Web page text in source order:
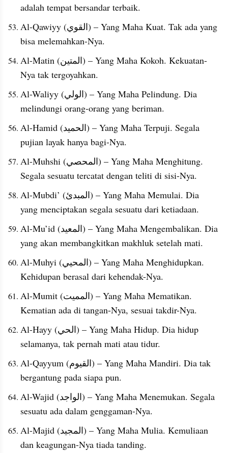
adalah tempat bersandar terbaik.
Al-Qawiyy (القوي) – Yang Maha Kuat. Tak ada yang
bisa melemahkan-Nya.
Al-Matin (المتين) – Yang Maha Kokoh. Kekuatan-
Nya tak tergoyahkan.
Al-Waliyy (الولي) – Yang Maha Pelindung. Dia
melindungi orang-orang yang beriman.
Al-Hamid (الحميد) – Yang Maha Terpuji. Segala
pujian layak hanya bagi-Nya.
Al-Muhshi (المحصي) – Yang Maha Menghitung.
Segala sesuatu tercatat dengan teliti di sisi-Nya.
Al-Mubdi’ (المبدئ) – Yang Maha Memulai. Dia
yang menciptakan segala sesuatu dari ketiadaan.
Al-Mu’id (المعيد) – Yang Maha Mengembalikan. Dia
yang akan membangkitkan makhluk setelah mati.
Al-Muhyi (المحيي) – Yang Maha Menghidupkan.
Kehidupan berasal dari kehendak-Nya.
Al-Mumit (المميت) – Yang Maha Mematikan.
Kematian ada di tangan-Nya, sesuai takdir-Nya.
Al-Hayy (الحي) – Yang Maha Hidup. Dia hidup
selamanya, tak pernah mati atau tidur.
Al-Qayyum (القيوم) – Yang Maha Mandiri. Dia tak
bergantung pada siapa pun.
Al-Wajid (الواجد) – Yang Maha Menemukan. Segala
sesuatu ada dalam genggaman-Nya.
Al-Majid (المجيد) – Yang Maha Mulia. Kemuliaan
dan keagungan-Nya tiada tanding.